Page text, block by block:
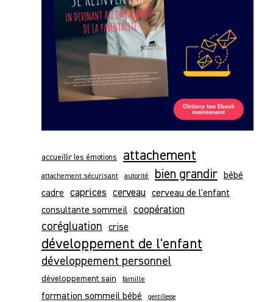
accueillir les émotions attachement
attachement sécurisant autorité bien grandir bébé
cadre caprices cerveau cerveau de l'enfant
consultante sommeil coopération
corégluation crise
développement de l'enfant
développement personnel
développement sain famille
formation sommeil bébé gentillesse